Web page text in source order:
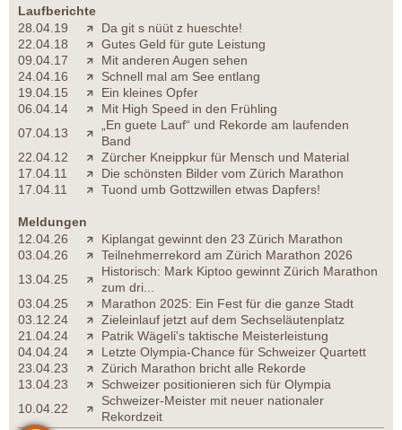
Laufberichte
28.04.19
Da git s nüüt z hueschte!
22.04.18
Gutes Geld für gute Leistung
09.04.17
Mit anderen Augen sehen
24.04.16
Schnell mal am See entlang
19.04.15
Ein kleines Opfer
06.04.14
Mit High Speed in den Frühling
07.04.13
„En guete Lauf“ und Rekorde am laufenden
Band
22.04.12
Zürcher Kneippkur für Mensch und Material
17.04.11
Die schönsten Bilder vom Zürich Marathon
17.04.11
Tuond umb Gottzwillen etwas Dapfers!
Meldungen
12.04.26
Kiplangat gewinnt den 23 Zürich Marathon
03.04.26
Teilnehmerrekord am Zürich Marathon 2026
13.04.25
Historisch: Mark Kiptoo gewinnt Zürich Marathon
zum dri...
03.04.25
Marathon 2025: Ein Fest für die ganze Stadt
03.12.24
Zieleinlauf jetzt auf dem Sechseläutenplatz
21.04.24
Patrik Wägeli's taktische Meisterleistung
04.04.24
Letzte Olympia-Chance für Schweizer Quartett
23.04.23
Zürich Marathon bricht alle Rekorde
13.04.23
Schweizer positionieren sich für Olympia
10.04.22
Schweizer-Meister mit neuer nationaler
Rekordzeit